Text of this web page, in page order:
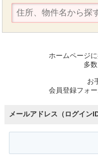
ホームページ
多
お
会員登録フォ
メールアドレス（ログインID